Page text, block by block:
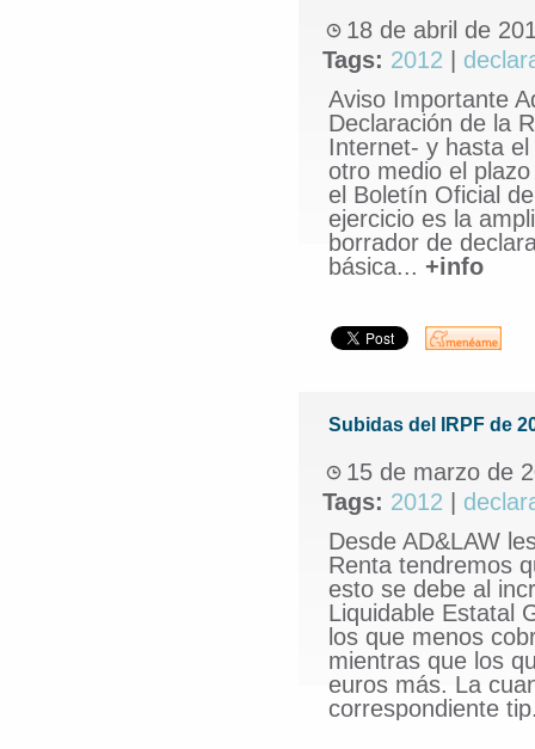
18 de abril de
Tags: 2012
Aviso Importante
Declaración de la
Internet- y hasta
otro medio el
el Boletín Oficial
ejercicio es la
borrador de
básica... +info
Subidas del IRPF de
15 de marzo de
Tags: 2012
Desde AD&LAW
Renta tendremos
esto se debe al
Liquidable Estatal
los que menos
mientras que los
euros más. La
correspondiente